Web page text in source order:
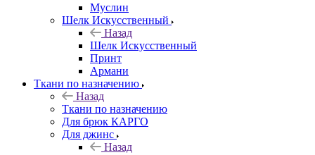
Муслин
Шелк Искусственный
Назад
Шелк Искусственный
Принт
Армани
Ткани по назначению
Назад
Ткани по назначению
Для брюк КАРГО
Для джинс
Назад